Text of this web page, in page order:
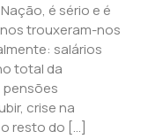
é sério e é
trouxeram-nos
salários
total da
pensões
crise na
resto do […]